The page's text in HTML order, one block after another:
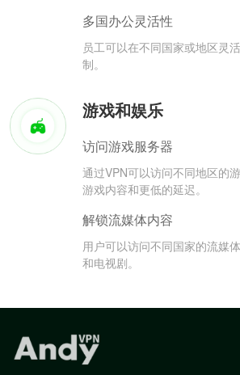
多国办公灵活性
员工可以在不同国家或地区灵
制。
游戏和娱乐
访问游戏服务器
通过VPN可以访问不同地区的
游戏内容和更低的延迟。
解锁流媒体内容
用户可以访问不同国家的流媒
和电视剧。